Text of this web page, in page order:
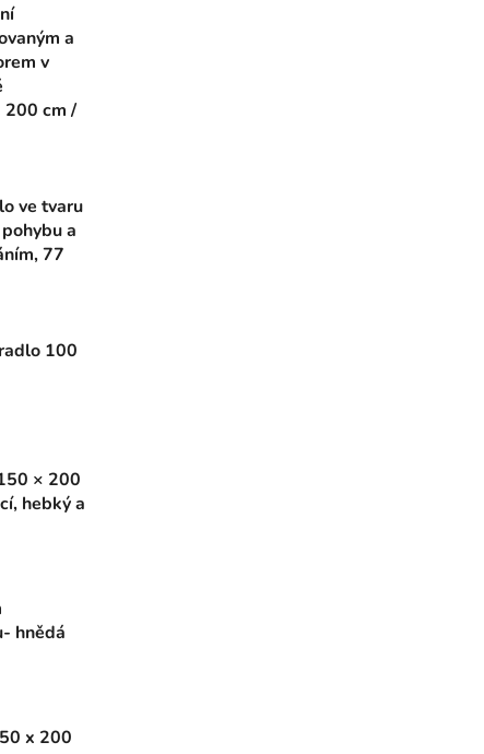
a
v
200 cm /
ve tvaru
a
77
100
× 200
hebký a
hnědá
x 200